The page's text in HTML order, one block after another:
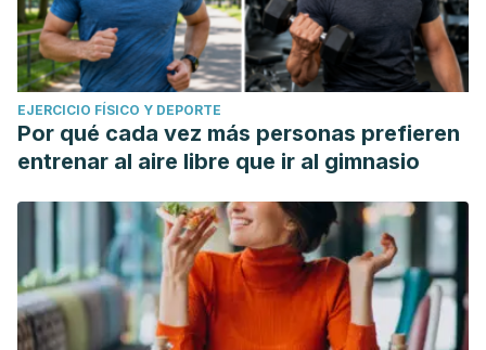
EJERCICIO FÍSICO Y DEPORTE
Por qué cada vez más personas prefieren
entrenar al aire libre que ir al gimnasio